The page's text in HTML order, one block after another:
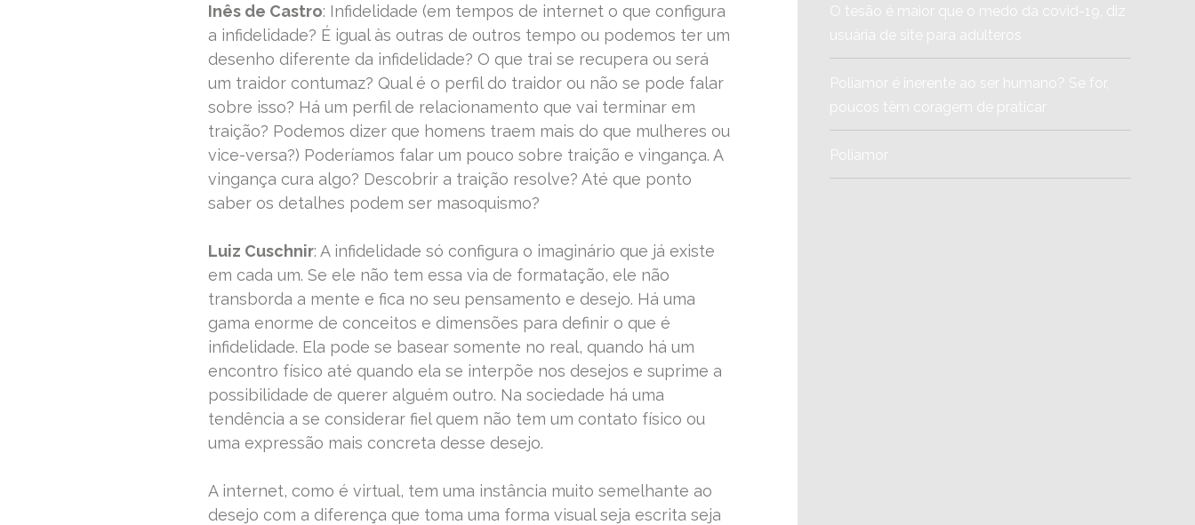
Inês de Castro: Infidelidade (em tempos de internet o que configura
a infidelidade? É igual às outras de outros tempo ou podemos ter um
desenho diferente da infidelidade? O que trai se recupera ou será
um traidor contumaz? Qual é o perfil do traidor ou não se pode falar
sobre isso? Há um perfil de relacionamento que vai terminar em
traição? Podemos dizer que homens traem mais do que mulheres ou
vice-versa?) Poderíamos falar um pouco sobre traição e vingança. A
vingança cura algo? Descobrir a traição resolve? Até que ponto
saber os detalhes podem ser masoquismo?
Luiz Cuschnir: A infidelidade só configura o imaginário que já existe
em cada um. Se ele não tem essa via de formatação, ele não
transborda a mente e fica no seu pensamento e desejo. Há uma
gama enorme de conceitos e dimensões para definir o que é
infidelidade. Ela pode se basear somente no real, quando há um
encontro físico até quando ela se interpõe nos desejos e suprime a
possibilidade de querer alguém outro. Na sociedade há uma
tendência a se considerar fiel quem não tem um contato físico ou
uma expressão mais concreta desse desejo.
A internet, como é virtual, tem uma instância muito semelhante ao
desejo com a diferença que toma uma forma visual seja escrita seja
O tesão é maior que o medo da covid-19, diz
usuária de site para adúlteros
Poliamor é inerente ao ser humano? Se for,
poucos têm coragem de praticar
Poliamor